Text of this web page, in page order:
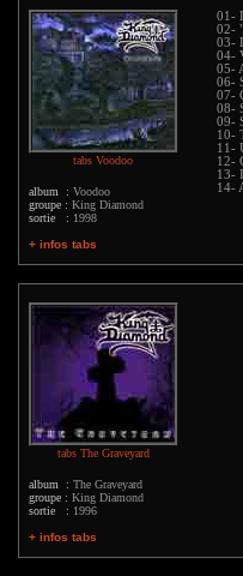
tabs Voodoo
album : Voodoo
groupe : King Diamond
sortie : 1998
+ infos tabs
01-
02-
03-
04-
05-
06-
07-
08-
09-
10-
11-
12-
13-
14-
tabs The Graveyard
album : The Graveyard
groupe : King Diamond
sortie : 1996
+ infos tabs